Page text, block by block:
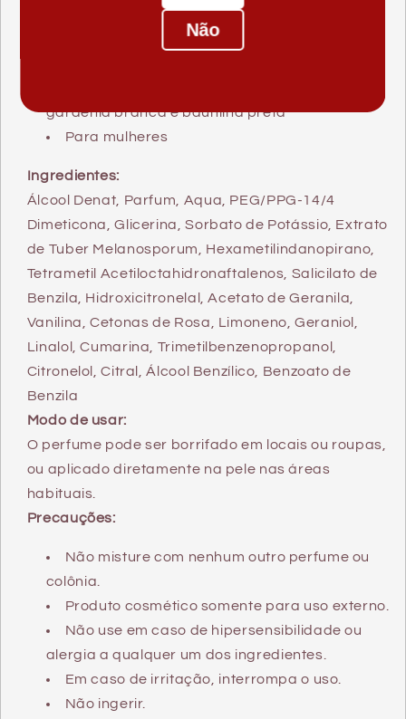
Frasco de spray
gardênia branca e baunilha preta
Para mulheres
Ingredientes:
Álcool Denat, Parfum, Aqua, PEG/PPG-14/4
Dimeticona, Glicerina, Sorbato de Potássio, Extrato
de Tuber Melanosporum, Hexametilindanopirano,
Tetrametil Acetiloctahidronaftalenos, Salicilato de
Benzila, Hidroxicitronelal, Acetato de Geranila,
Vanilina, Cetonas de Rosa, Limoneno, Geraniol,
Linalol, Cumarina, Trimetilbenzenopropanol,
Citronelol, Citral, Álcool Benzílico, Benzoato de
Benzila
Modo de usar:
O perfume pode ser borrifado em locais ou roupas,
ou aplicado diretamente na pele nas áreas
habituais.
Precauções:
Não misture com nenhum outro perfume ou
colônia.
Produto cosmético somente para uso externo.
Não use em caso de hipersensibilidade ou
alergia a qualquer um dos ingredientes.
Em caso de irritação, interrompa o uso.
Não ingerir.
Não